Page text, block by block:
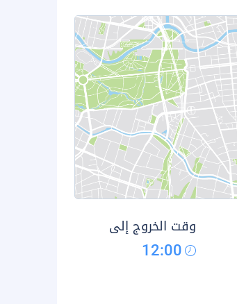
وقت الخروج إلى
12:00